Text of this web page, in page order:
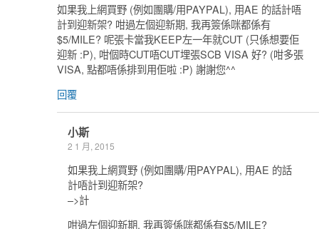
如果我上網買野 (例如團購/用PAYPAL), 用AE 的話計唔
計到迎新架? 咁過左個迎新期, 我再簽係咪都係有
$5/MILE? 呢張卡當我KEEP左一年就CUT (只係想要佢
迎新 :P), 咁個時CUT唔CUT埋張SCB VISA 好? (咁多張
VISA, 點都唔係排到用佢啦 :P) 謝謝您^^
回覆
小斯
2 1 月, 2015
如果我上網買野 (例如團購/用PAYPAL), 用AE 的話
計唔計到迎新架?
–>計
咁過左個迎新期, 我再簽係咪都係有$5/MILE?